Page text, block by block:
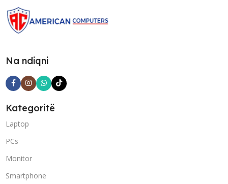
Na ndiqni
Kategoritë
Laptop
PCs
Monitor
Smartphone